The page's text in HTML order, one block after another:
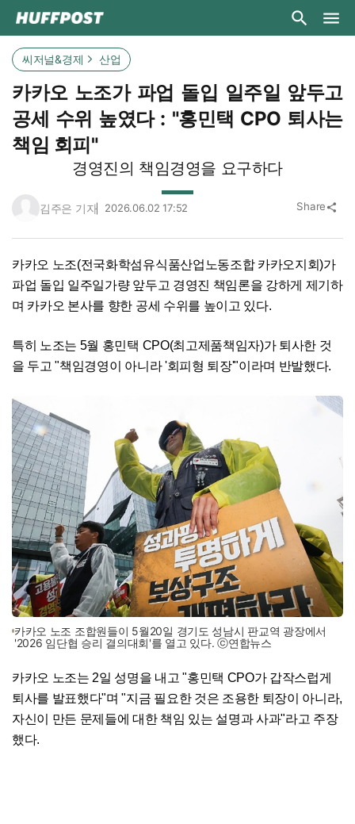
씨저널&경제 산업
카카오 노조가 파업 돌입 일주일 앞두고
공세 수위 높였다 : "홍민택 CPO 퇴사는
책임 회피"
경영진의 책임경영을 요구하다
김주은 기자 2026.06.02 17:52 Share share
카카오 노조(전국화학섬유식품산업노동조합 카카오지회)가
파업 돌입 일주일가량 앞두고 경영진 책임론을 강하게 제기하
며 카카오 본사를 향한 공세 수위를 높이고 있다.
특히 노조는 5월 홍민택 CPO(최고제품책임자)가 퇴사한 것
을 두고 "책임경영이 아니라 '회피형 퇴장'"이라며 반발했다.
카카오 노조 조합원들이 5월20일 경기도 성남시 판교역 광장에서
'2026 임단협 승리 결의대회'를 열고 있다. ⓒ연합뉴스
카카오 노조는 2일 성명을 내고 "홍민택 CPO가 갑작스럽게
퇴사를 발표했다"며 "지금 필요한 것은 조용한 퇴장이 아니라,
자신이 만든 문제들에 대한 책임 있는 설명과 사과"라고 주장
했다.